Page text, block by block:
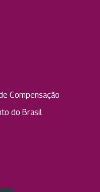
Compensação
do Brasil